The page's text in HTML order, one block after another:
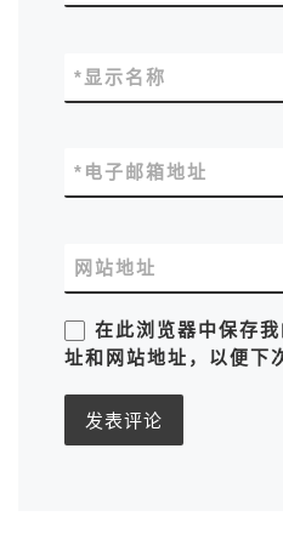
显示名称
*
电子邮箱地址
*
网站地址
在此浏览器中保存
址和网站地址，以便下